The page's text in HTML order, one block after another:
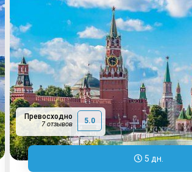
Превосходно
7 отзывов 5.0
5 дн.